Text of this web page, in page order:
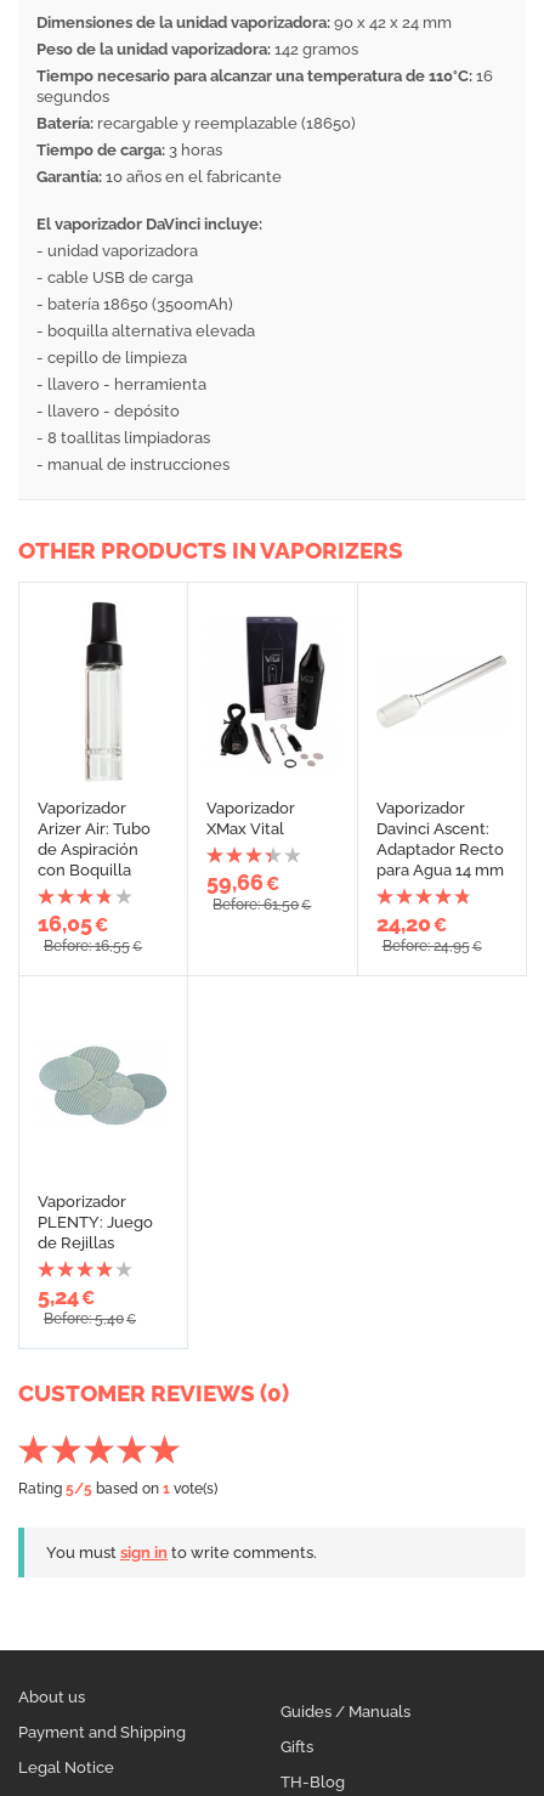
Dimensiones de la unidad vaporizadora: 90 x 42 x 24 mm
Peso de la unidad vaporizadora: 142 gramos
Tiempo necesario para alcanzar una temperatura de 110°C: 16
segundos
Batería: recargable y reemplazable (18650)
Tiempo de carga: 3 horas
Garantía: 10 años en el fabricante
El vaporizador DaVinci incluye:
- unidad vaporizadora
- cable USB de carga
- batería 18650 (3500mAh)
- boquilla alternativa elevada
- cepillo de limpieza
- llavero - herramienta
- llavero - depósito
- 8 toallitas limpiadoras
- manual de instrucciones
OTHER PRODUCTS IN VAPORIZERS
Vaporizador
Arizer Air: Tubo
de Aspiración
con Boquilla
16,05€
Before: 16,55€
Vaporizador
XMax Vital
59,66€
Before: 61,50€
Vaporizador
Davinci Ascent:
Adaptador Recto
para Agua 14 mm
24,20€
Before: 24,95€
Vaporizador
PLENTY: Juego
de Rejillas
5,24€
Before: 5,40€
CUSTOMER REVIEWS (0)
Rating 5/5 based on 1 vote(s)
You must sign in to write comments.
About us
Payment and Shipping
Legal Notice
Guides / Manuals
Gifts
TH-Blog